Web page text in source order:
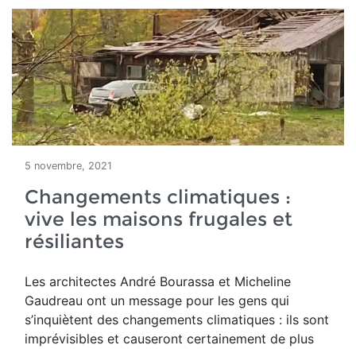
5 novembre, 2021
Changements climatiques :
vive les maisons frugales et
résiliantes
Les architectes André Bourassa et Micheline
Gaudreau ont un message pour les gens qui
s’inquiètent des changements climatiques : ils sont
imprévisibles et causeront certainement de plus